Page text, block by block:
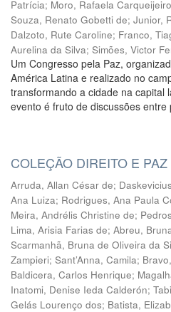
Patrícia; Moro, Rafaela Carqueijeiro
Souza, Renato Gobetti de; Junior,
Dalzoto, Rute Caroline; Franco,
Aurelina da Silva; Simões, Victor
Um Congresso pela Paz,
América Latina e realizado no
transformando a cidade na capital
evento é fruto de discussões entre
COLEÇÃO DIREITO E PAZ
Arruda, Allan César de;
Ana Luiza; Rodrigues, Ana Paula
Meira, Andrélis Christine de;
Lima, Arisia Farias de; Abreu,
Scarmanhã, Bruna de Oliveira da
Zampieri; Sant’Anna, Camila;
Baldicera, Carlos Henrique;
Inatomi, Denise Ieda Calderón;
Gelás Lourenço dos; Batista,